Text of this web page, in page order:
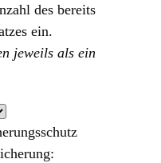
des bereits
ein.
jeweils als ein